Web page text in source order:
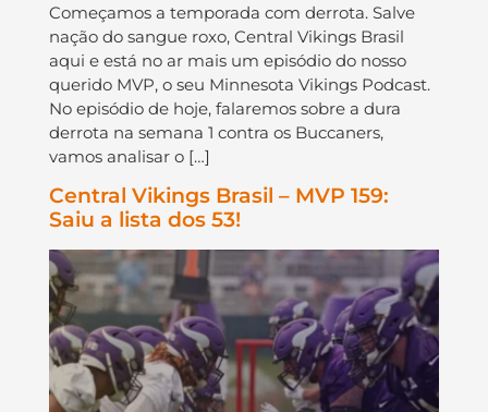
Começamos a temporada com derrota. Salve
nação do sangue roxo, Central Vikings Brasil
aqui e está no ar mais um episódio do nosso
querido MVP, o seu Minnesota Vikings Podcast.
No episódio de hoje, falaremos sobre a dura
derrota na semana 1 contra os Buccaners,
vamos analisar o […]
Central Vikings Brasil – MVP 159:
Saiu a lista dos 53!